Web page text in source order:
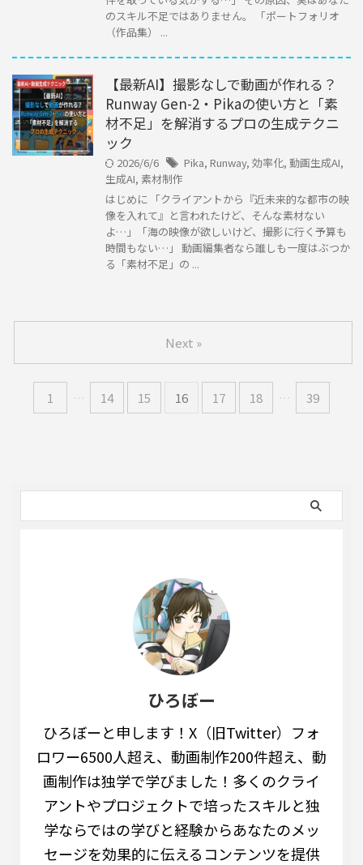
のスキル不足ではありません。 「ポートフォリオ
（作品集） ...
【最新AI】撮影なしで動画が作れる？
Runway Gen-2・Pikaの使い方と「素
材不足」を解消するプロの生成テクニ
ック
2026/6/6 Pika, Runway, 効率化, 動画生成AI,
生成AI, 素材制作
はじめに 「クライアントから『近未来的な都市の映
像を入れて』と言われたけど、そんな素材ない
よ…」「海の映像が欲しいけど、撮影に行く予算も
時間もない…」 動画編集者なら誰しも一度はぶつか
る「素材不足」の ...
1 … 14 15 16 17 18 … 39
Next »
ひろぼー
ひろぼーと申します！X（旧Twitter）フォ
ロワー6500人超え、動画制作200件超え、動
画制作は独学で学びました！多くのクライ
アントやプロジェクトで培ったスキルと独
学ならではの学びと経験からあなたのメッ
セージを効果的に伝えるコンテンツを提供